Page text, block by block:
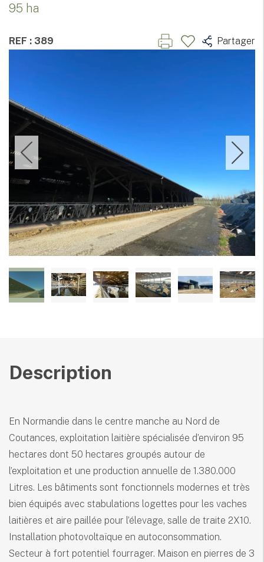
95 ha
REF : 389 Partager
Description
En Normandie dans le centre manche au Nord de
Coutances, exploitation laitière spécialisée d’environ 95
hectares dont 50 hectares groupés autour de
l’exploitation et une production annuelle de 1.380.000
Litres. Les bâtiments sont fonctionnels modernes et très
bien équipés avec stabulations logettes pour les vaches
laitières et aire paillée pour l’élevage, salle de traite 2X10.
Installation photovoltaïque en autoconsommation.
Secteur à fort potentiel fourrager. Maison en pierres de 3